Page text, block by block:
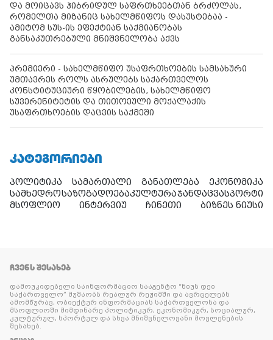
და მოიცავს ჰიბრიდულ საფრთხეებთან ბრძოლას,
რომელთა მიზანიც სახელმწიფოს დასუსტებაა -
ამიტომ სუს-ის ეფექტიან საქმიანობას
განსაკუთრებული მნიშვნელობა აქვს
პრემიერი - სახელმწიფო უსაფრთხოების სამსახური
უმთავრეს როლს ასრულებს საქართველოს
კონსტიტუციური წყობილების, სახელმწიფო
სუვერენიტეტის და თითოეული მოქალაქის
უსაფრთხოების დაცვის საქმეში
ᲙᲐᲢᲔᲒᲝᲠᲘᲔᲑᲘ
პოლიტიკა სამართალი განათლება
ეკონომიკა
სამხედროსაზოგადოებაკულტურაჯანდაცვასპორტი
მსოფლიო
ინტერვიუ ჩინეთი ბიზნეს ნიუსი
ᲩᲕᲔᲜᲡ ᲨᲔᲡᲐᲮᲔᲑ
დამოუკიდებელი საინფორმაციო სააგენტო “ნიუს დეი
საქართველო” მუშაობს რეალურ რეჟიმში და ავრცელებს
ამომწურავ, ობიექტურ ინფორმაციას საქართველოსა და
მსოფლიოში მიმდინარე პოლიტიკურ, ეკონომიკურ, სოციალურ,
კულტურულ, სპორტულ და სხვა მნიშვნელოვანი მოვლენების
შესახებ.